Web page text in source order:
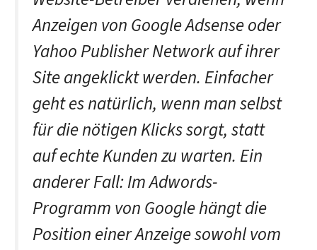
Anzeigen von Google Adsense oder
Yahoo Publisher Network auf ihrer
Site angeklickt werden. Einfacher
geht es natürlich, wenn man selbst
für die nötigen Klicks sorgt, statt
auf echte Kunden zu warten. Ein
anderer Fall: Im Adwords-
Programm von Google hängt die
Position einer Anzeige sowohl vom